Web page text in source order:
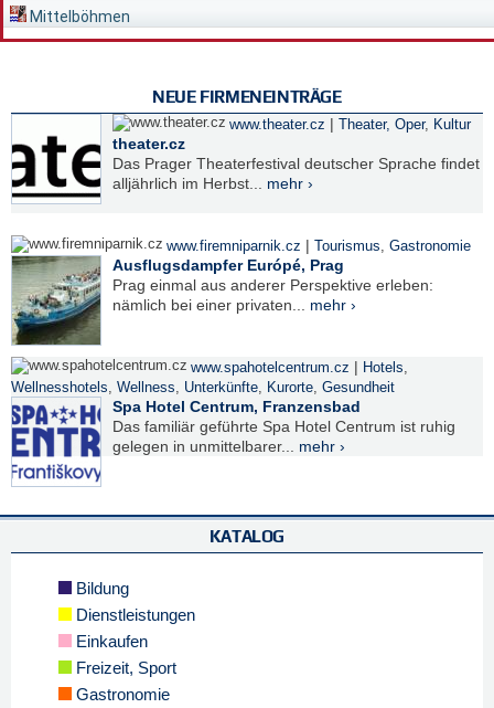
Mittelböhmen
NEUE FIRMENEINTRÄGE
www.theater.cz | Theater, Oper, Kultur
theater.cz
Das Prager Theaterfestival deutscher Sprache findet
alljährlich im Herbst... mehr ›
www.firemniparnik.cz | Tourismus, Gastronomie
Ausflugsdampfer Európé, Prag
Prag einmal aus anderer Perspektive erleben:
nämlich bei einer privaten... mehr ›
www.spahotelcentrum.cz | Hotels,
Wellnesshotels, Wellness, Unterkünfte, Kurorte, Gesundheit
Spa Hotel Centrum, Franzensbad
Das familiär geführte Spa Hotel Centrum ist ruhig
gelegen in unmittelbarer... mehr ›
KATALOG
Bildung
Dienstleistungen
Einkaufen
Freizeit, Sport
Gastronomie